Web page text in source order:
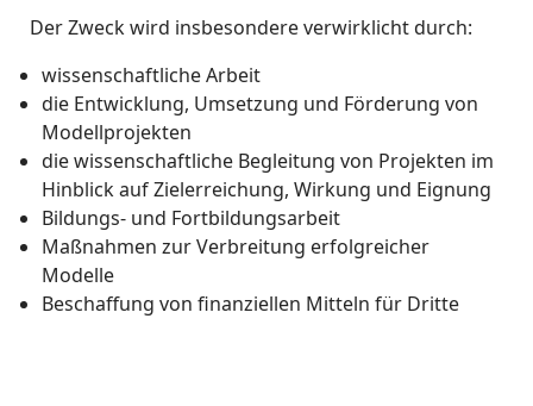
Der Zweck wird insbesondere verwirklicht durch:
wissenschaftliche Arbeit
die Entwicklung, Umsetzung und Förderung von
Modellprojekten
die wissenschaftliche Begleitung von Projekten im
Hinblick auf Zielerreichung, Wirkung und Eignung
Bildungs- und Fortbildungsarbeit
Maßnahmen zur Verbreitung erfolgreicher
Modelle
Beschaffung von finanziellen Mitteln für Dritte